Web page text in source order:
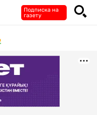
Подписка на
газету